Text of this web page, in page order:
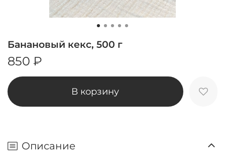
Банановый кекс, 500 г
850 ₽
В корзину
Описание